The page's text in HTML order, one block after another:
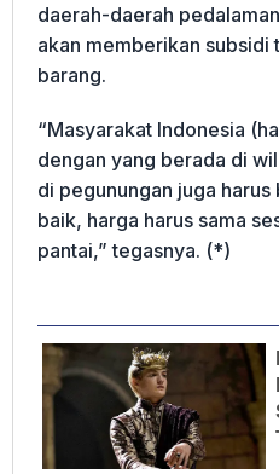
daerah-daerah
akan memberikan subsidi
barang.
“Masyarakat Indonesia
dengan yang berada di
di pegunungan juga
baik, harga harus sama
pantai,” tegasnya. (*)